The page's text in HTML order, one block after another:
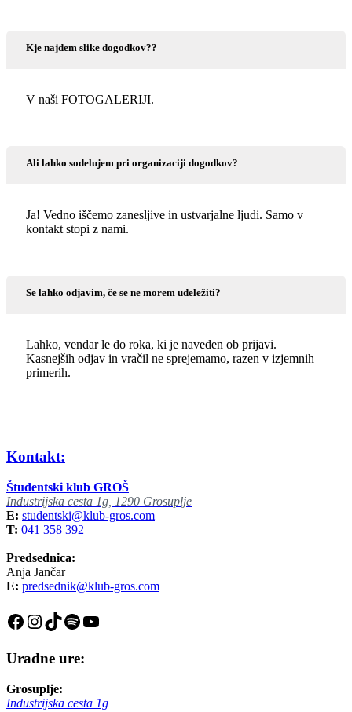
Kje najdem slike dogodkov??
V naši FOTOGALERIJI.
Ali lahko sodelujem pri organizaciji dogodkov?
Ja! Vedno iščemo zanesljive in ustvarjalne ljudi. Samo v
kontakt stopi z nami.
Se lahko odjavim, če se ne morem udeležiti?
Lahko, vendar le do roka, ki je naveden ob prijavi.
Kasnejših odjav in vračil ne sprejemamo, razen v izjemnih
primerih.
Kontakt:
Študentski klub GROŠ
Industrijska cesta 1g, 1290 Grosuplje
E: studentski@klub-gros.com
T: 041 358 392
Predsednica:
Anja Jančar
E: predsednik@klub-gros.com
Facebook
Instagram
TikTok
Spotify
YouTube
Uradne ure:
Grosuplje:
Industrijska cesta 1g